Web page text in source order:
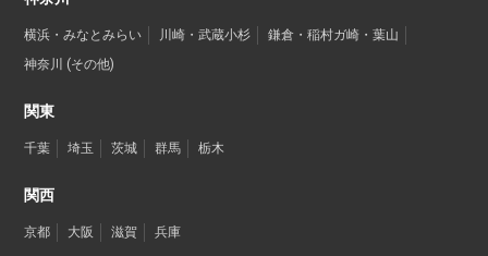
横浜・みなとみらい 川崎・武蔵小杉
鎌倉・稲村ガ崎・葉山
神奈川 (その他)
関東
千葉 埼玉 茨城 群馬 栃木
関西
京都 大阪 滋賀 兵庫